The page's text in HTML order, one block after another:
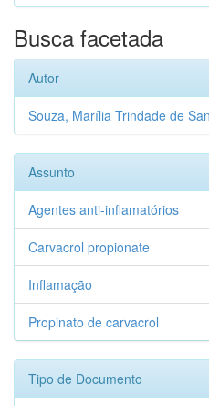
Busca facetada
Autor
Souza, Marília Trindade de
Assunto
Agentes anti-inflamatórios
Carvacrol propionate
Inflamação
Propinato de carvacrol
Tipo de Documento